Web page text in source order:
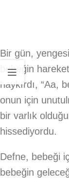
Bir gün,
bebeğin
haykırdı, “Aa,
onun için
bir varlık
hissediyordu.
Defne, bebeği
bebeğin